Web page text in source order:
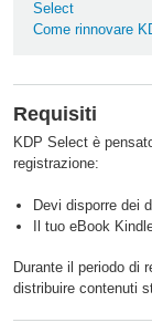
Select
Come rinnovare
Requisiti
KDP Select è
registrazione:
Devi disporre dei
Il tuo eBook
Durante il periodo di
distribuire contenuti